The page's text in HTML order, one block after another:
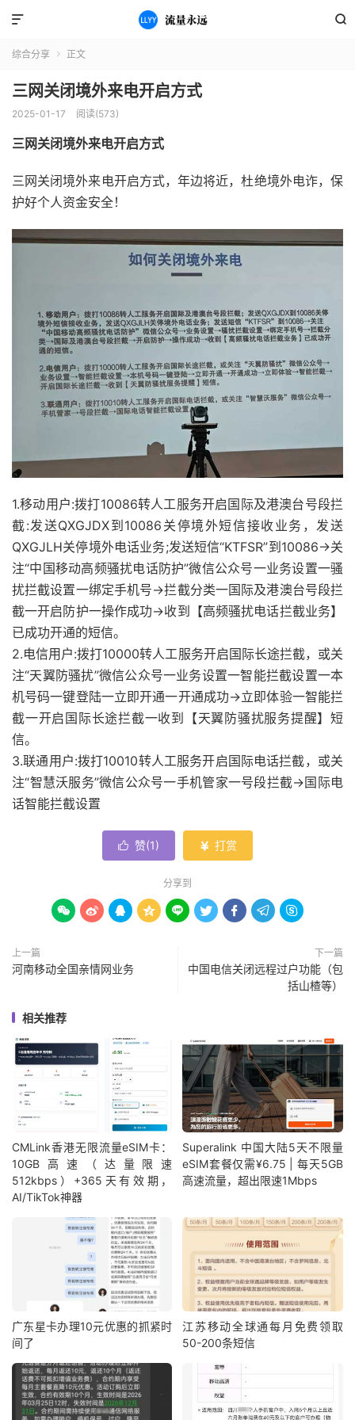


综合分享  正文
三网关闭境外来电开启方式
2025-01-17 阅读(573)
三网关闭境外来电开启方式
三网关闭境外来电开启方式，年边将近，杜绝境外电诈，保
护好个人资金安全！
1.移动用户:拨打10086转人工服务开启国际及港澳台号段拦
截:发送QXGJDX到10086关停境外短信接收业务，发送
QXGJLH关停境外电话业务;发送短信“KTFSR”到10086→关
注“中国移动高频骚扰电话防护”微信公众号一业务设置一骚
扰拦截设置一绑定手机号→拦截分类一国际及港澳台号段拦
截一开启防护一操作成功→收到【高频骚扰电话拦截业务】
已成功开通的短信。
2.电信用户:拨打10000转人工服务开启国际长途拦截，或关
注“天翼防骚扰”微信公众号一业务设置一智能拦截设置一本
机号码一键登陆一立即开通一开通成功→立即体验一智能拦
截一开启国际长途拦截一收到【天翼防骚扰服务提醒】短
信。
3.联通用户:拨打10010转人工服务开启国际电话拦截，或关
注“智慧沃服务”微信公众号一手机管家一号段拦截→国际电
话智能拦截设置
 赞(1)  打赏
分享到
        
上一篇
河南移动全国亲情网业务
下一篇
中国电信关闭远程过户功能（包
括山楂等）
相关推荐
CMLink香港无限流量eSIM卡：
10GB高速（达量限速
512kbps）+365天有效期，
AI/TikTok神器
Superalink 中国大陆5天不限量
eSIM套餐仅需¥6.75 | 每天5GB
高速流量，超出限速1Mbps
广东星卡办理10元优惠的抓紧时
间了
江苏移动全球通每月免费领取
50-200条短信